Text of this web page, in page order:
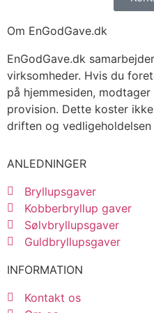
Om EnGodGave.dk
EnGodGave.dk
virksomheder. Hvis du
på hjemmesiden,
provision. Dette koster
driften og vedligeholdelsen
ANLEDNINGER
Bryllupsgaver
Kobberbryllup gaver
Sølvbryllupsgaver
Guldbryllupsgaver
INFORMATION
Kontakt os